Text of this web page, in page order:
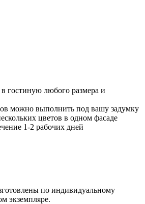
гостиную любого размера и
можно выполнить под вашу задумку
цветов в одном фасаде
1-2 рабочих дней
по индивидуальному
экземпляре.